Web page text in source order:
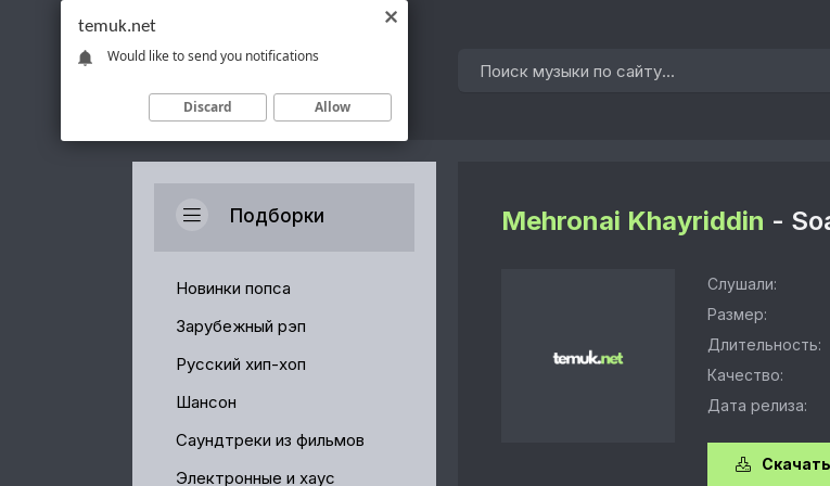
Подборки
Новинки попса
Зарубежный рэп
Русский хип-хоп
Шансон
Саундтреки из фильмов
Электронные и хаус
Mehronai Khayriddin -
Слушали:
Размер:
Длительность:
Качество:
Дата релиза:
Скачать
temuk.net
Would like to send you notifications
Discard Allow